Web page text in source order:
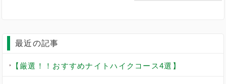
最近の記事
【厳選！！おすすめナイトハイクコース4選】